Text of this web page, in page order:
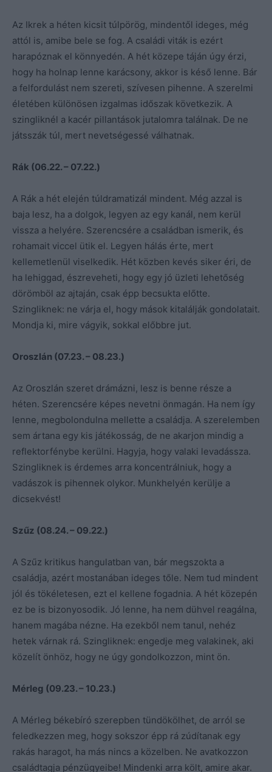
Az Ikrek a héten kicsit túlpörög, mindentől ideges, még
attól is, amibe bele se fog. A családi viták is ezért
harapóznak el könnyedén. A hét közepe táján úgy érzi,
hogy ha holnap lenne karácsony, akkor is késő lenne. Bár
a felfordulást nem szereti, szívesen pihenne. A szerelmi
életében különösen izgalmas időszak következik. A
szingliknél a kacér pillantások jutalomra találnak. De ne
játsszák túl, mert nevetségessé válhatnak.
Rák (06.22. – 07.22.)
A Rák a hét elején túldramatizál mindent. Még azzal is
baja lesz, ha a dolgok, legyen az egy kanál, nem kerül
vissza a helyére. Szerencsére a családban ismerik, és
rohamait viccel ütik el. Legyen hálás érte, mert
kellemetlenül viselkedik. Hét közben kevés siker éri, de
ha lehiggad, észreveheti, hogy egy jó üzleti lehetőség
dörömböl az ajtaján, csak épp becsukta előtte.
Szingliknek: ne várja el, hogy mások kitalálják gondolatait.
Mondja ki, mire vágyik, sokkal előbbre jut.
Oroszlán (07.23. – 08.23.)
Az Oroszlán szeret drámázni, lesz is benne része a
héten. Szerencsére képes nevetni önmagán. Ha nem így
lenne, megbolondulna mellette a családja. A szerelemben
sem ártana egy kis játékosság, de ne akarjon mindig a
reflektorfénybe kerülni. Hagyja, hogy valaki levadássza.
Szingliknek is érdemes arra koncentrálniuk, hogy a
vadászok is pihennek olykor. Munkhelyén kerülje a
dicsekvést!
Szűz (08.24. – 09.22.)
A Szűz kritikus hangulatban van, bár megszokta a
családja, azért mostanában ideges tőle. Nem tud mindent
jól és tökéletesen, ezt el kellene fogadnia. A hét közepén
ez be is bizonyosodik. Jó lenne, ha nem dühvel reagálna,
hanem magába nézne. Ha ezekből nem tanul, nehéz
hetek várnak rá. Szingliknek: engedje meg valakinek, aki
közelít önhöz, hogy ne úgy gondolkozzon, mint ön.
Mérleg (09.23. – 10.23.)
A Mérleg békebíró szerepben tündökölhet, de arról se
feledkezzen meg, hogy sokszor épp rá zúdítanak egy
rakás haragot, ha más nincs a közelben. Ne avatkozzon
családtagja pénzügyeibe! Mindenki arra költ, amire akar.